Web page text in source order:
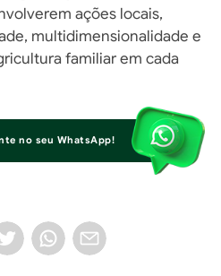
ações locais,
multidimensionalidade e
familiar em cada
no seu WhatsApp!